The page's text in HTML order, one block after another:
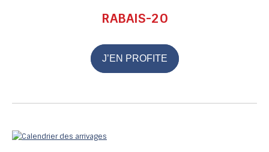
RABAIS-20
J’EN PROFITE